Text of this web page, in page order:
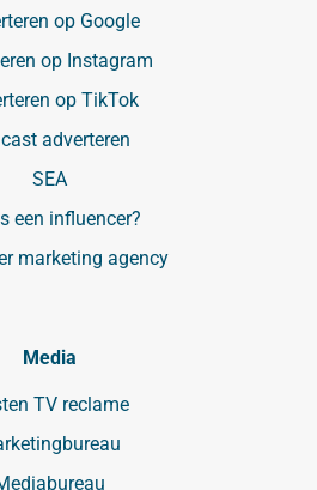
op Google
op Instagram
op TikTok
adverteren
SEA
een influencer?
marketing agency
Media
TV reclame